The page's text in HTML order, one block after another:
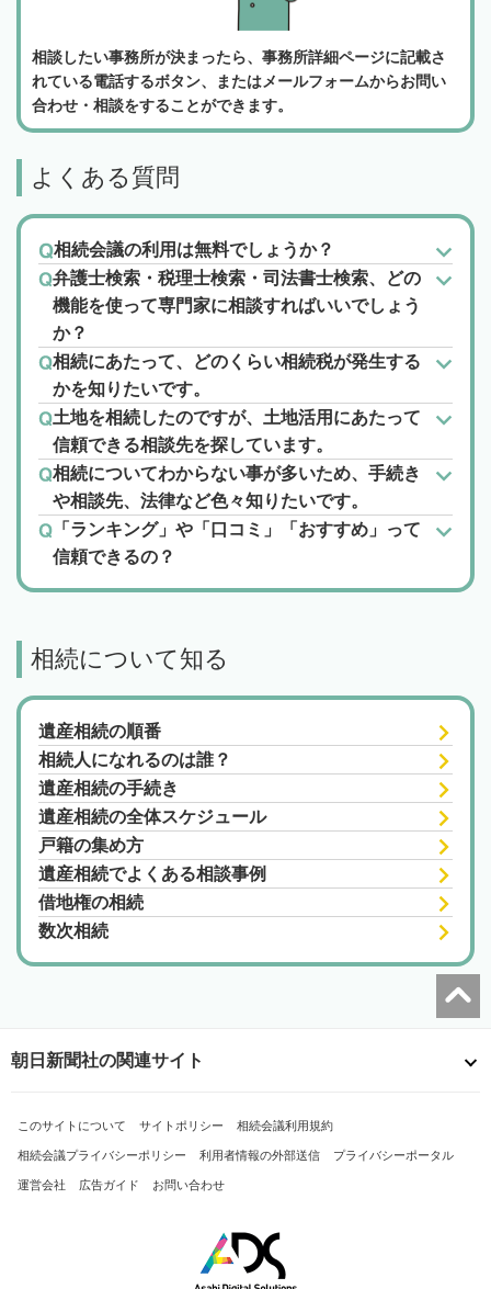
相談したい事務所が決まったら、事務所詳細ページに記載さ
れている電話するボタン、またはメールフォームからお問い
合わせ・相談をすることができます。
よくある質問
相続会議の利用は無料でしょうか？
弁護士検索・税理士検索・司法書士検索、どの
機能を使って専門家に相談すればいいでしょう
か？
相続にあたって、どのくらい相続税が発生する
かを知りたいです。
土地を相続したのですが、土地活用にあたって
信頼できる相談先を探しています。
相続についてわからない事が多いため、手続き
や相談先、法律など色々知りたいです。
「ランキング」や「口コミ」「おすすめ」って
信頼できるの？
相続について知る
遺産相続の順番
相続人になれるのは誰？
遺産相続の手続き
遺産相続の全体スケジュール
戸籍の集め方
遺産相続でよくある相談事例
借地権の相続
数次相続
朝日新聞社の関連サイト
このサイトについて サイトポリシー 相続会議利用規約
相続会議プライバシーポリシー 利用者情報の外部送信 プライバシーポータル
運営会社 広告ガイド お問い合わせ